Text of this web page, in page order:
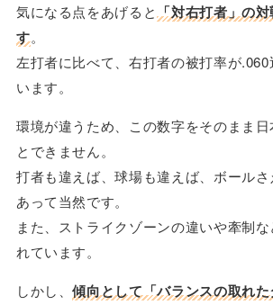
気になる点をあげると「対右打者」の
す。
左打者に比べて、右打者の被打率が
います。
環境が違うため、この数字をそのまま日
とできません。
打者も違えば、球場も違えば、ボール
あって当然です。
また、ストライクゾーンの違いや牽制
れています。
しかし、傾向として「バランスの取れ